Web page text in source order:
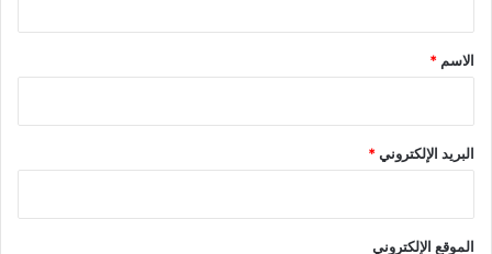
*
الاسم *
البريد الإلكتروني*
الموقع الإلكتروني